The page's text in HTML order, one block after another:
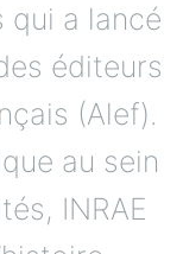
qui a lancé
éditeurs
(Alef).
au sein
INRAE